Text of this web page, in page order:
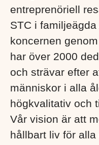
entreprenöriell
STC i
koncernen
har över 2000
och strävar efter
människor i alla
högkvalitativ och
Vår vision är att
hållbart liv för